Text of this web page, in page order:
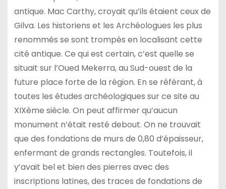
antique. Mac Carthy, croyait qu’ils étaient ceux de
Gilva. Les historiens et les Archéologues les plus
renommés se sont trompés en localisant cette
cité antique. Ce qui est certain, c’est quelle se
situait sur l’Oued Mekerra, au Sud-ouest de la
future place forte de la région. En se référant, à
toutes les études archéologiques sur ce site au
XIXème siècle. On peut affirmer qu’aucun
monument n’était resté debout. On ne trouvait
que des fondations de murs de 0,80 d’épaisseur,
enfermant de grands rectangles. Toutefois, il
y’avait bel et bien des pierres avec des
inscriptions latines, des traces de fondations de